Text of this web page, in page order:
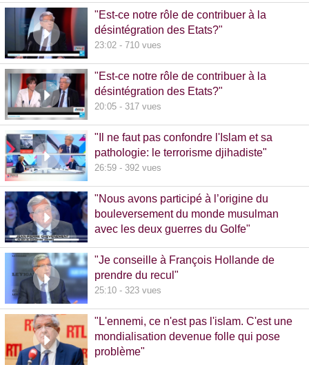
"Est-ce notre rôle de contribuer à la
désintégration des Etats?"
23:02 - 710 vues
"Est-ce notre rôle de contribuer à la
désintégration des Etats?"
20:05 - 317 vues
"Il ne faut pas confondre l'Islam et sa
pathologie: le terrorisme djihadiste"
26:59 - 392 vues
"Nous avons participé à l’origine du
bouleversement du monde musulman
avec les deux guerres du Golfe"
"Je conseille à François Hollande de
prendre du recul"
25:10 - 323 vues
"L'ennemi, ce n'est pas l'islam. C'est une
mondialisation devenue folle qui pose
problème"